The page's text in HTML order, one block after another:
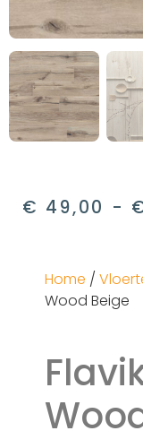
€ 49,00 -
Home /
Wood Beige